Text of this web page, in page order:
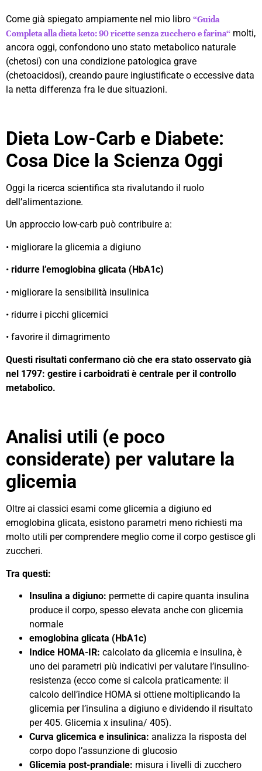
Come già spiegato ampiamente nel mio libro “Guida
Completa alla dieta keto: 90 ricette senza zucchero e farina“ molti,
ancora oggi, confondono uno stato metabolico naturale
(chetosi) con una condizione patologica grave
(chetoacidosi), creando paure ingiustificate o eccessive data
la netta differenza fra le due situazioni.
Dieta Low-Carb e Diabete:
Cosa Dice la Scienza Oggi
Oggi la ricerca scientifica sta rivalutando il ruolo
dell’alimentazione.
Un approccio low-carb può contribuire a:
• migliorare la glicemia a digiuno
• ridurre l’emoglobina glicata (HbA1c)
• migliorare la sensibilità insulinica
• ridurre i picchi glicemici
• favorire il dimagrimento
Questi risultati confermano ciò che era stato osservato già
nel 1797: gestire i carboidrati è centrale per il controllo
metabolico.
Analisi utili (e poco
considerate) per valutare la
glicemia
Oltre ai classici esami come glicemia a digiuno ed
emoglobina glicata, esistono parametri meno richiesti ma
molto utili per comprendere meglio come il corpo gestisce gli
zuccheri.
Tra questi:
Insulina a digiuno: permette di capire quanta insulina
produce il corpo, spesso elevata anche con glicemia
normale
emoglobina glicata (HbA1c)
Indice HOMA-IR: calcolato da glicemia e insulina, è
uno dei parametri più indicativi per valutare l’insulino-
resistenza (ecco come si calcola praticamente: il
calcolo dell’indice HOMA si ottiene moltiplicando la
glicemia per l’insulina a digiuno e dividendo il risultato
per 405. Glicemia x insulina/ 405).
Curva glicemica e insulinica: analizza la risposta del
corpo dopo l’assunzione di glucosio
Glicemia post-prandiale: misura i livelli di zucchero